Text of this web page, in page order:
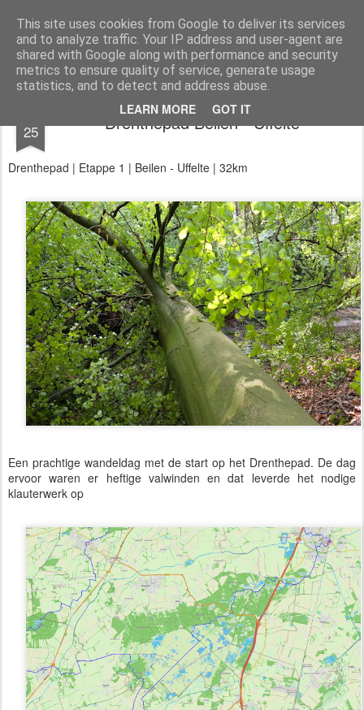
This site uses cookies from Google to deliver its services
and to analyze traffic. Your IP address and user-agent are
shared with Google along with performance and security
metrics to ensure quality of service, generate usage
statistics, and to detect and address abuse.
LEARN MORE GOT IT
Aan de wind een wandelblog
Kaart Dagtochten LAW's Buitenland E2 E9 GR12
25 Drenthepad Beilen - Uffelte
Drenthepad | Etappe 1 | Beilen - Uffelte | 32km
Een prachtige wandeldag met de start op het Drenthepad. De dag
ervoor waren er heftige valwinden en dat leverde het nodige
klauterwerk op